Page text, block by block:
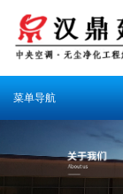
菜单导航